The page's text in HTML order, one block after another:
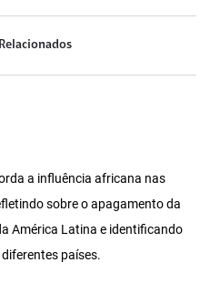
a influência africana nas
sobre o apagamento da
América Latina e identificando
países.